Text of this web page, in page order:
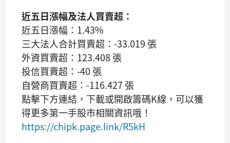
近五日漲幅及法人買賣超：
近五日漲幅：1.43%
三大法人合計買賣超：-33.019 張
外資買賣超：123.408 張
投信買賣超：-40 張
自營商買賣超：-116.427 張
點擊下方連結，下載或開啟籌碼K線，可以獲
得更多第一手股市相關資訊哦！
https://chipk.page.link/R5kH